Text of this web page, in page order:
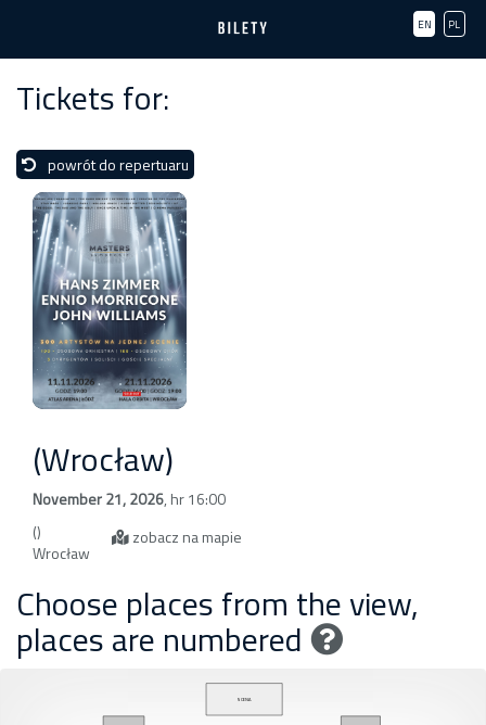
PL
EN
Tickets for:
powrót do repertuaru
(Wrocław)
November 21, 2026, hr 16:00
()
Wrocław
zobacz na mapie
Choose places from the view,
places are numbered